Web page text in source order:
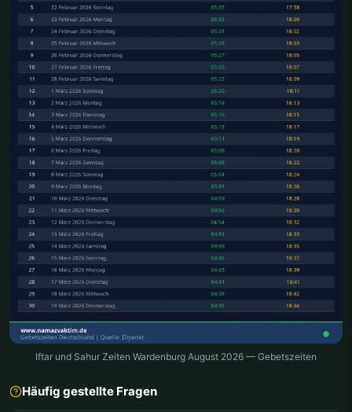
Iftar und Sahur Zeiten Wardenburg August 2026 — Gebetszeiten
Häufig gestellte Fragen